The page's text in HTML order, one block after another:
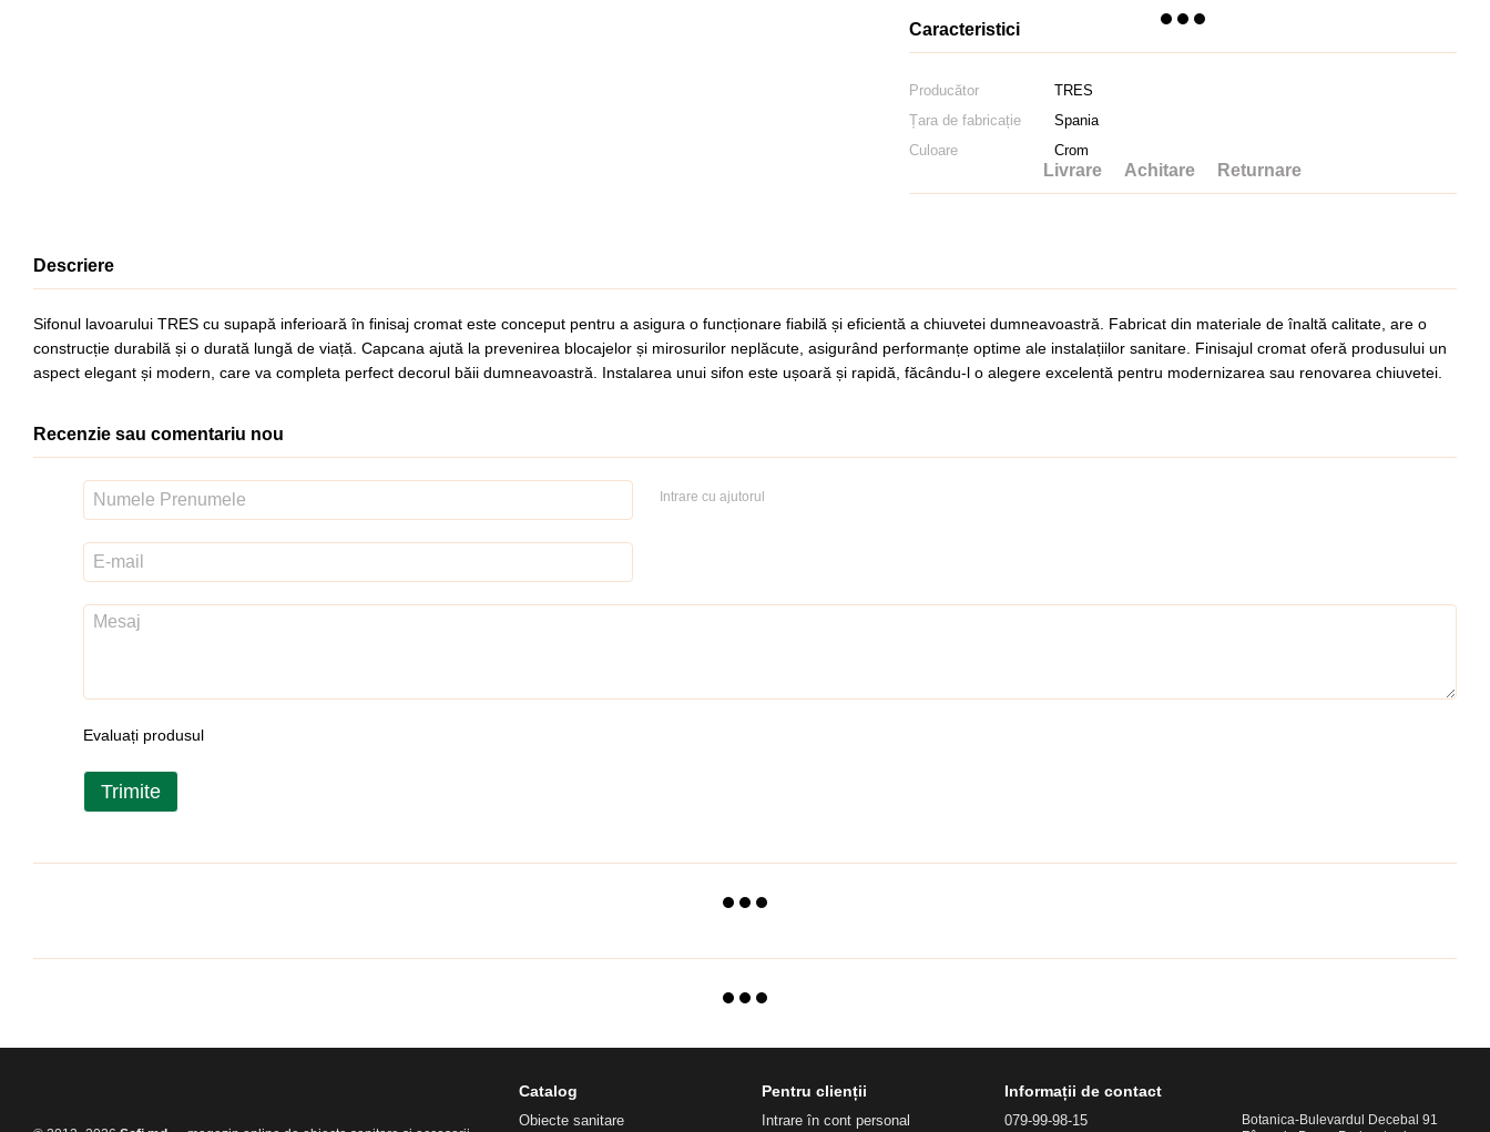
Caracteristici
Producător
TRES
Țara de fabricație
Spania
Culoare
Crom
Livrare Achitare Returnare
Descriere
Sifonul lavoarului TRES cu supapă inferioară în finisaj cromat este conceput pentru a asigura o funcționare fiabilă și eficientă a chiuvetei dumneavoastră. Fabricat din materiale de înaltă calitate, are o
construcție durabilă și o durată lungă de viață. Capcana ajută la prevenirea blocajelor și mirosurilor neplăcute, asigurând performanțe optime ale instalațiilor sanitare. Finisajul cromat oferă produsului un
aspect elegant și modern, care va completa perfect decorul băii dumneavoastră. Instalarea unui sifon este ușoară și rapidă, făcându-l o alegere excelentă pentru modernizarea sau renovarea chiuvetei.
Recenzie sau comentariu nou
Intrare cu ajutorul
Evaluați produsul
Trimite
Catalog
Obiecte sanitare
Pentru clienții
Intrare în cont personal
Informații de contact
079-99-98-15
Botanica-Bulevardul Decebal 91